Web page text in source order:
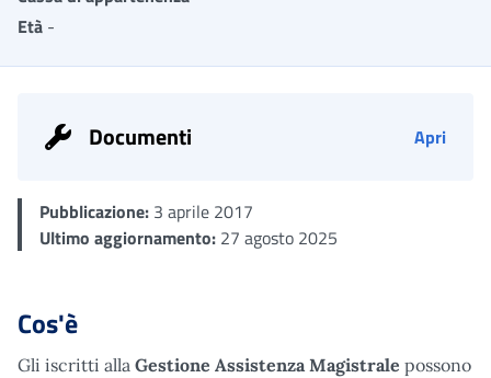
Età -
Pubblicazione: 3 aprile 2017
Ultimo aggiornamento: 27 agosto 2025
Cos'è
Gli iscritti alla Gestione Assistenza Magistrale possono
Documenti Apri